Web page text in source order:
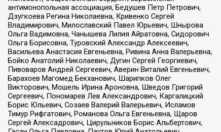
антимонопольная ассоциация, Бедушев Петр Петрович,
Дзугкоева Регина Николаевна, Кривенко Сергей
Владимирович, Милославский Павел Юрьевич, Шнырова
Ольга Вадимовна, Чанышева Лилия Айратовна, Сидорович
Ольга Борисовна, Туровский Александр Алексеевич,
Васильева Анастасия Евгеньевна, Ривина Анна Валерьевна,
Бойко Анатолий Николаевич, Дугин Сергей Георгиевич,
Пивоваров Андрей Сергеевич, Аверин Виталий Евгеньевич,
Барахоев Магомед Бекханович, Шарипков Олег
Викторович, Мошель Ирина Ароновна, Шведов Григорий
Сергеевич, Пономарев Лев Александрович, Каргалицкий
Борис Юльевич, Созаев Валерий Валерьевич, Исламов
Тимур Рифгатович, Романова Ольга Евгеньевна, Щаров
Сергей Алексадрович, Цирульников Борис Альбертович,